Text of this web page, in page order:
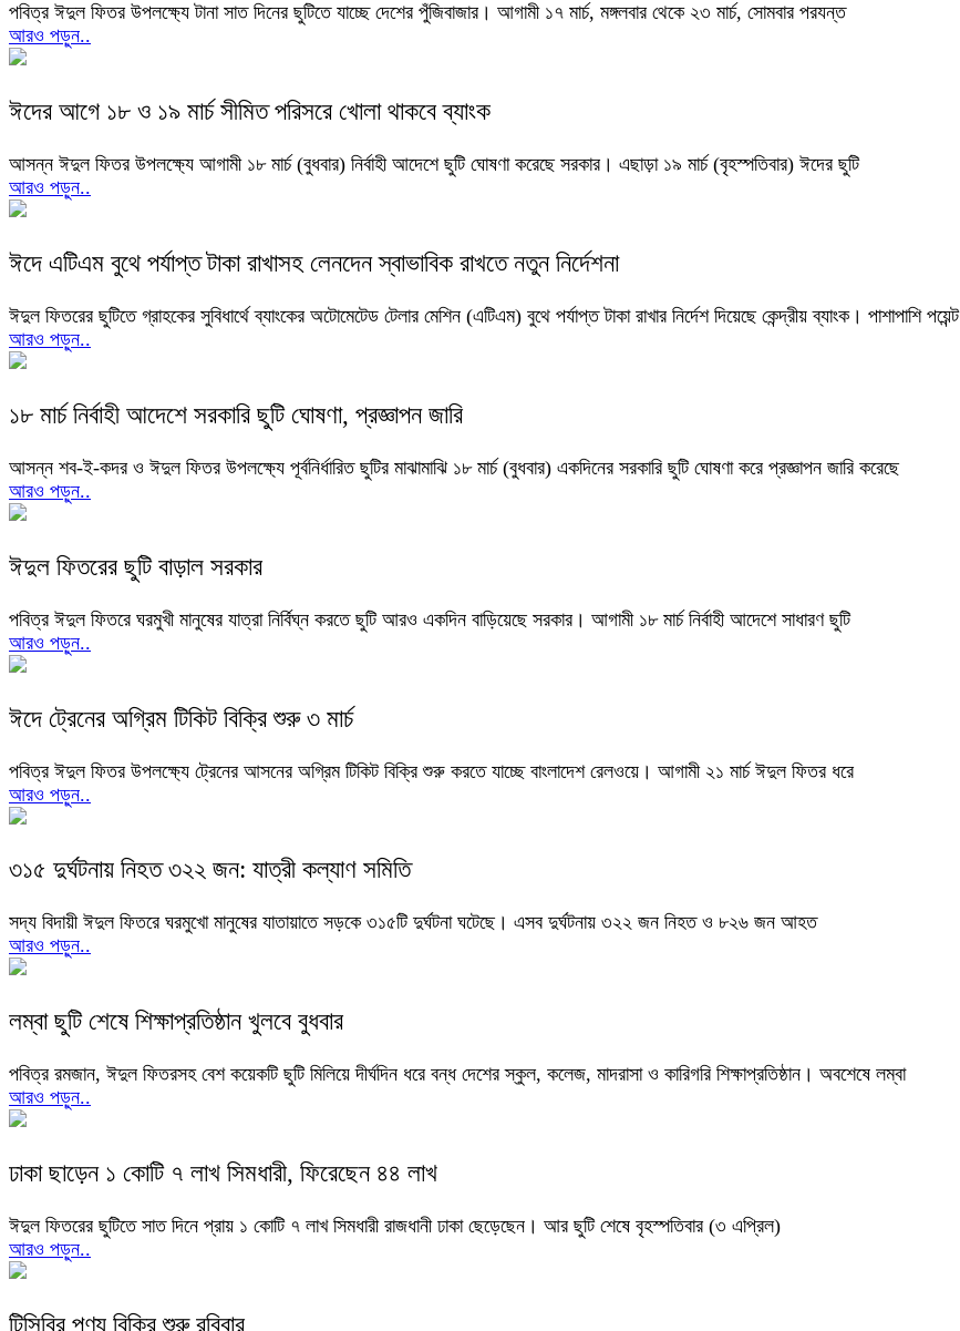
পবিত্র ঈদুল ফিতর উপলক্ষ্যে টানা সাত দিনের ছুটিতে যাচ্ছে দেশের পুঁজিবাজার। আগামী ১৭ মার্চ, মঙ্গলবার থেকে ২৩ মার্চ, সোমবার পরযন্ত
আরও পড়ুন..
ঈদের আগে ১৮ ও ১৯ মার্চ সীমিত পরিসরে খোলা থাকবে ব্যাংক
আসন্ন ঈদুল ফিতর উপলক্ষ্যে আগামী ১৮ মার্চ (বুধবার) নির্বাহী আদেশে ছুটি ঘোষণা করেছে সরকার। এছাড়া ১৯ মার্চ (বৃহস্পতিবার) ঈদের ছুটি
আরও পড়ুন..
ঈদে এটিএম বুথে পর্যাপ্ত টাকা রাখাসহ লেনদেন স্বাভাবিক রাখতে নতুন নির্দেশনা
ঈদুল ফিতরের ছুটিতে গ্রাহকের সুবিধার্থে ব্যাংকের অটোমেটেড টেলার মেশিন (এটিএম) বুথে পর্যাপ্ত টাকা রাখার নির্দেশ দিয়েছে কেন্দ্রীয় ব্যাংক। পাশাপাশি পয়েন্ট
আরও পড়ুন..
১৮ মার্চ নির্বাহী আদেশে সরকারি ছুটি ঘোষণা, প্রজ্ঞাপন জারি
আসন্ন শব-ই-কদর ও ঈদুল ফিতর উপলক্ষ্যে পূর্বনির্ধারিত ছুটির মাঝামাঝি ১৮ মার্চ (বুধবার) একদিনের সরকারি ছুটি ঘোষণা করে প্রজ্ঞাপন জারি করেছে
আরও পড়ুন..
ঈদুল ফিতরের ছুটি বাড়াল সরকার
পবিত্র ঈদুল ফিতরে ঘরমুখী মানুষের যাত্রা নির্বিঘ্ন করতে ছুটি আরও একদিন বাড়িয়েছে সরকার। আগামী ১৮ মার্চ নির্বাহী আদেশে সাধারণ ছুটি
আরও পড়ুন..
ঈদে ট্রেনের অগ্রিম টিকিট বিক্রি শুরু ৩ মার্চ
পবিত্র ঈদুল ফিতর উপলক্ষ্যে ট্রেনের আসনের অগ্রিম টিকিট বিক্রি শুরু করতে যাচ্ছে বাংলাদেশ রেলওয়ে। আগামী ২১ মার্চ ঈদুল ফিতর ধরে
আরও পড়ুন..
৩১৫ দুর্ঘটনায় নিহত ৩২২ জন: যাত্রী কল্যাণ সমিতি
সদ্য বিদায়ী ঈদুল ফিতরে ঘরমুখো মানুষের যাতায়াতে সড়কে ৩১৫টি দুর্ঘটনা ঘটেছে। এসব দুর্ঘটনায় ৩২২ জন নিহত ও ৮২৬ জন আহত
আরও পড়ুন..
লম্বা ছুটি শেষে শিক্ষাপ্রতিষ্ঠান খুলবে বুধবার
পবিত্র রমজান, ঈদুল ফিতরসহ বেশ কয়েকটি ছুটি মিলিয়ে দীর্ঘদিন ধরে বন্ধ দেশের স্কুল, কলেজ, মাদরাসা ও কারিগরি শিক্ষাপ্রতিষ্ঠান। অবশেষে লম্বা
আরও পড়ুন..
ঢাকা ছাড়েন ১ কোটি ৭ লাখ সিমধারী, ফিরেছেন ৪৪ লাখ
ঈদুল ফিতরের ছুটিতে সাত দিনে প্রায় ১ কোটি ৭ লাখ সিমধারী রাজধানী ঢাকা ছেড়েছেন। আর ছুটি শেষে বৃহস্পতিবার (৩ এপ্রিল)
আরও পড়ুন..
টিসিবির পণ্য বিক্রি শুরু রবিবার